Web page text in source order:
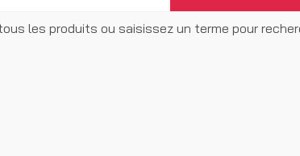
les produits ou saisissez un terme pour